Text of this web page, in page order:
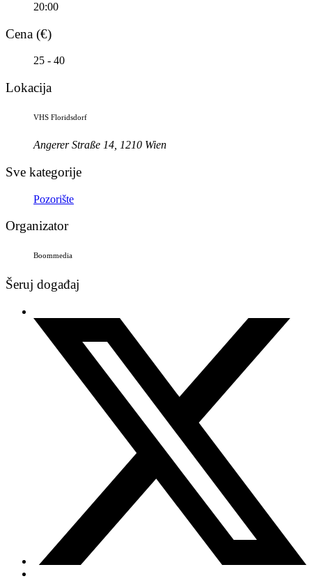
20:00
Cena (€)
25 - 40
Lokacija
VHS Floridsdorf
Angerer Straße 14, 1210 Wien
Sve kategorije
Pozorište
Organizator
Boommedia
Šeruj događaj